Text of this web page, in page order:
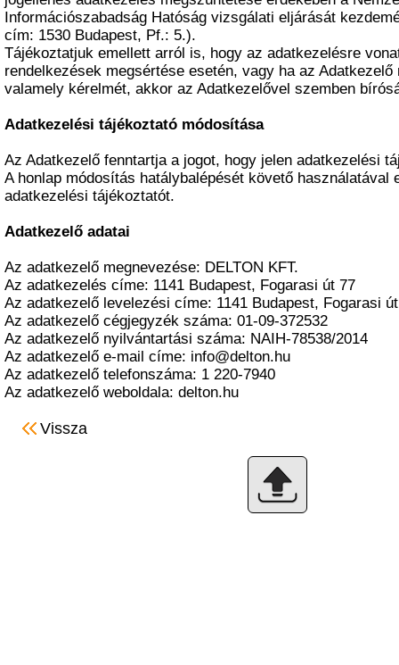
Információszabadság Hatóság vizsgálati eljárását
cím: 1530 Budapest, Pf.: 5.).
Tájékoztatjuk emellett arról is, hogy az adatkezelésre
rendelkezések megsértése esetén, vagy ha az
valamely kérelmét, akkor az Adatkezelővel szemben
Adatkezelési tájékoztató módosítása
Az Adatkezelő fenntartja a jogot, hogy jelen adatkezelési
A honlap módosítás hatálybalépését követő használatával
adatkezelési tájékoztatót.
Adatkezelő adatai
Az adatkezelő megnevezése: DELTON KFT.
Az adatkezelés címe: 1141 Budapest, Fogarasi út 77
Az adatkezelő levelezési címe: 1141 Budapest, Fogarasi
Az adatkezelő cégjegyzék száma: 01-09-372532
Az adatkezelő nyilvántartási száma: NAIH-78538/2014
Az adatkezelő e-mail címe: info@delton.hu
Az adatkezelő telefonszáma: 1 220-7940
Az adatkezelő weboldala: delton.hu
Vissza